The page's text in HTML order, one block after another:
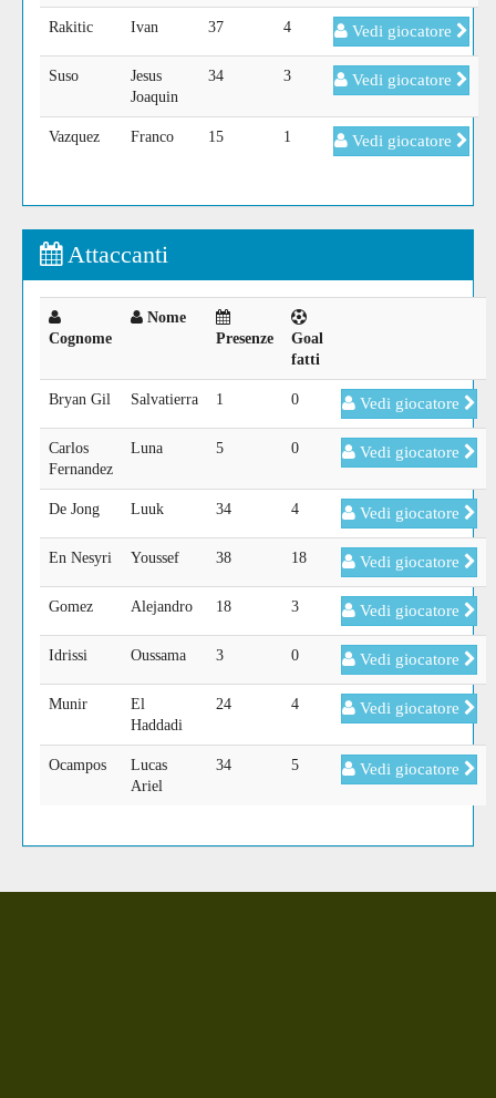
Rakitic Ivan 37 4 Vedi giocatore
Suso
Jesus
Joaquin
34 3 Vedi giocatore
Vazquez Franco 15 1 Vedi giocatore
Attaccanti
Cognome
Nome
Presenze
Goal
fatti
Bryan Gil Salvatierra 1 0 Vedi giocatore
Carlos
Fernandez
Luna 5 0 Vedi giocatore
De Jong Luuk 34 4 Vedi giocatore
En Nesyri Youssef 38 18 Vedi giocatore
Gomez Alejandro 18 3 Vedi giocatore
Idrissi Oussama 3 0 Vedi giocatore
Munir
El
Haddadi
24 4 Vedi giocatore
Ocampos
Lucas
Ariel
34 5 Vedi giocatore